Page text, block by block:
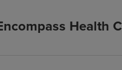
Health